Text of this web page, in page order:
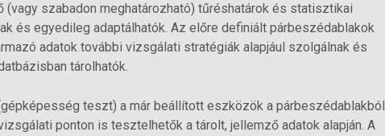
szabadon meghatározható) tűréshatárok és statisztikai
és egyedileg adaptálhatók. Az előre definiált párbeszédablakok
adatok további vizsgálati stratégiák alapjául szolgálnak és
tárolhatók.
teszt) a már beállított eszközök a párbeszédablakból
ponton is tesztelhetők a tárolt, jellemző adatok alapján. A